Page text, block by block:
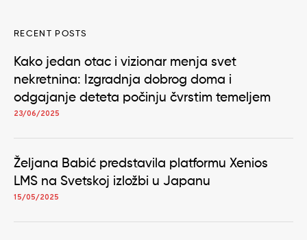
RECENT POSTS
Kako jedan otac i vizionar menja svet
nekretnina: Izgradnja dobrog doma i
odgajanje deteta počinju čvrstim temeljem
23/06/2025
Željana Babić predstavila platformu Xenios
LMS na Svetskoj izložbi u Japanu
15/05/2025